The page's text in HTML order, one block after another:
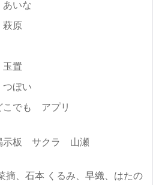
いな
原
置
ぼい
こでも アプリ
示板 サクラ 山瀬
摘、石本 くるみ、早織、はたの